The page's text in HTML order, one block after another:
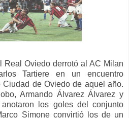
Real Oviedo derrotó al AC Milan
Tartiere en un encuentro
Ciudad de Oviedo de aquel año.
Armando Álvarez Álvarez y
los goles del conjunto
Simone convirtió los de un